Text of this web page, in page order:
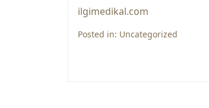
ilgimedikal.com
Posted in: Uncategorized